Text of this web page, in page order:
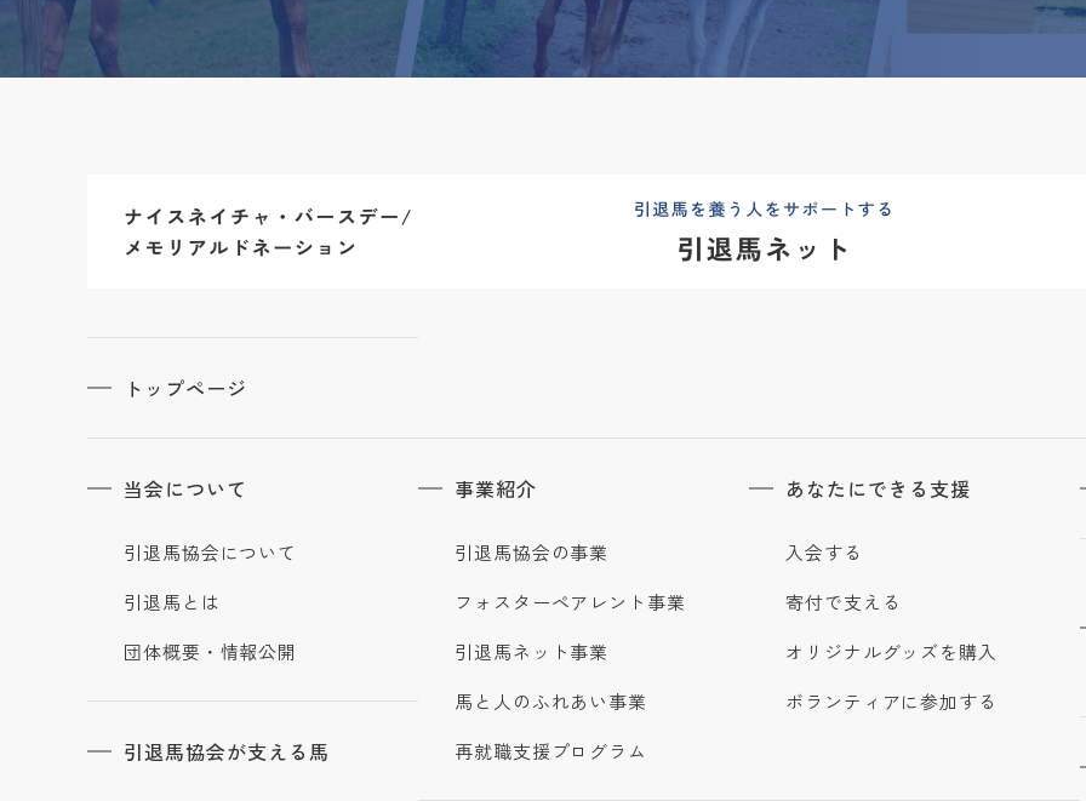
トップページ
当会について
引退馬協会について
引退馬とは
団体概要・情報公開
引退馬協会が支える馬
事業紹介
引退馬協会の事業
フォスターペアレント事業
引退馬ネット事業
馬と人のふれあい事業
再就職支援プログラム
あなたにできる支援
入会する
寄付で支える
オリジナルグッズを購入
ボランティアに参加する